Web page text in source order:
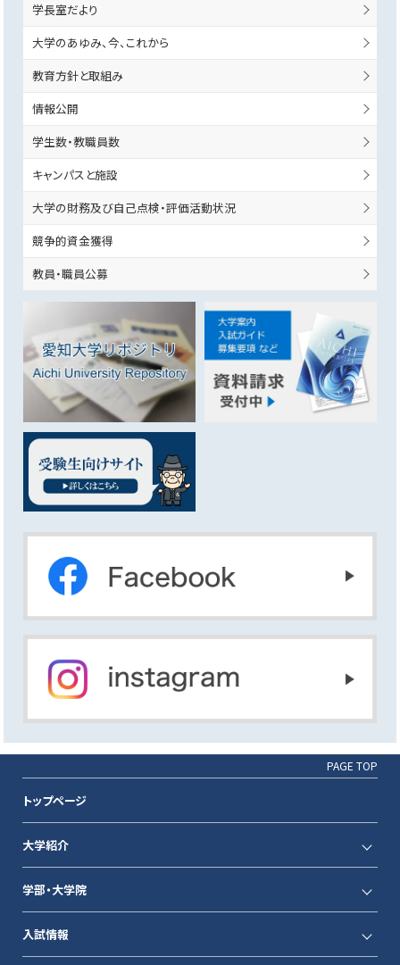
学長室だより
大学のあゆみ、今、これから
教育方針と取組み
情報公開
学生数・教職員数
キャンパスと施設
大学の財務及び自己点検・評価活動状況
競争的資金獲得
教員・職員公募
PAGE TOP
トップページ
大学紹介
学部・大学院
入試情報